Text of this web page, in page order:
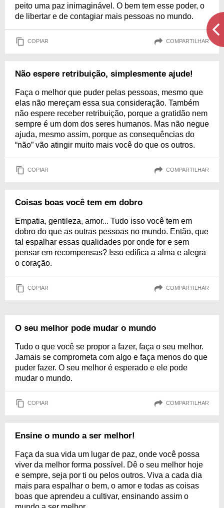
peito uma paz inimaginável. O bem tem esse poder, o
de libertar e de contagiar mais pessoas no mundo.
COPIAR COMPARTILHAR
Não espere retribuição, simplesmente ajude!
Faça o melhor que puder pelas pessoas, mesmo que
elas não mereçam essa sua consideração. Também
não espere receber retribuição, porque a gratidão nem
sempre é um dom dos seres humanos. Mas não negue
ajuda, mesmo assim, porque as consequências do
“não” vão atingir muito mais você do que os outros.
COPIAR COMPARTILHAR
Coisas boas você tem em dobro
Empatia, gentileza, amor... Tudo isso você tem em
dobro do que as outras pessoas no mundo. Então, que
tal espalhar essas qualidades por onde for e sem
pensar em recompensas? Isso edifica a alma e alegra
o coração.
COPIAR COMPARTILHAR
O seu melhor pode mudar o mundo
Tudo o que você se propor a fazer, faça o seu melhor.
Jamais se comprometa com algo e faça menos do que
puder fazer. O seu melhor é esperado e ele pode
mudar o mundo.
COPIAR COMPARTILHAR
Ensine o mundo a ser melhor!
Faça da sua vida um lugar de paz, onde você possa
viver da melhor forma possível. Dê o seu melhor hoje
e sempre, seja por ti ou pelos outros. Viva a cada dia
mais para espalhar o bem, o amor e todas as coisas
boas que aprendeu a cultivar, ensinando assim o